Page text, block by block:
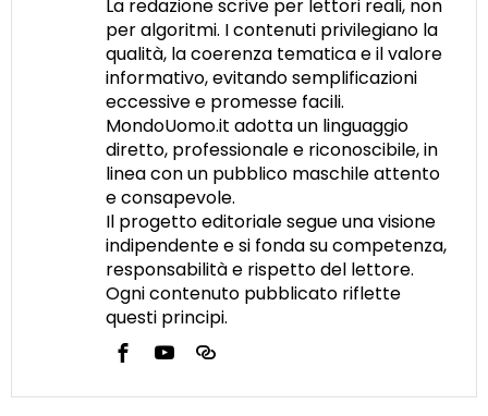
La redazione scrive per lettori reali, non
per algoritmi. I contenuti privilegiano la
qualità, la coerenza tematica e il valore
informativo, evitando semplificazioni
eccessive e promesse facili.
MondoUomo.it adotta un linguaggio
diretto, professionale e riconoscibile, in
linea con un pubblico maschile attento
e consapevole.
Il progetto editoriale segue una visione
indipendente e si fonda su competenza,
responsabilità e rispetto del lettore.
Ogni contenuto pubblicato riflette
questi principi.